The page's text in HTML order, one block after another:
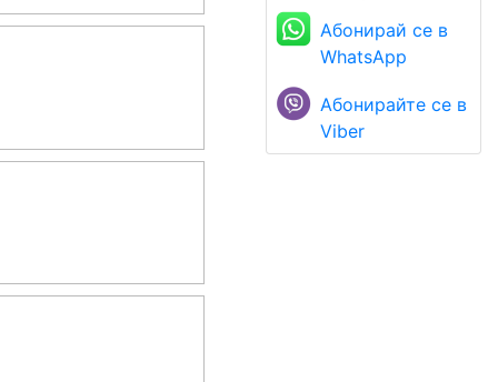
Абонирай се в
WhatsApp
Абонирайте се в
Viber